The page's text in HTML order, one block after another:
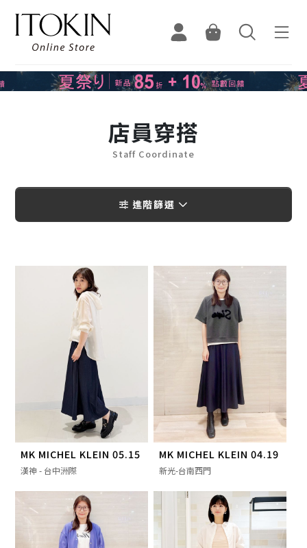
店員穿搭
Staff Coordinate
進階篩選
MK MICHEL KLEIN 05.15
漢神 - 台中洲際
MK MICHEL KLEIN 04.19
新光-台南西門